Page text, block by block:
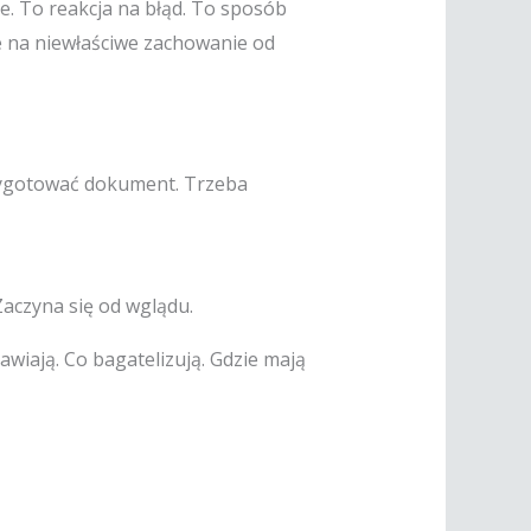
To reakcja na błąd. To sposób
niewłaściwe zachowanie od
dokument. Trzeba
się od wglądu.
Co bagatelizują. Gdzie mają